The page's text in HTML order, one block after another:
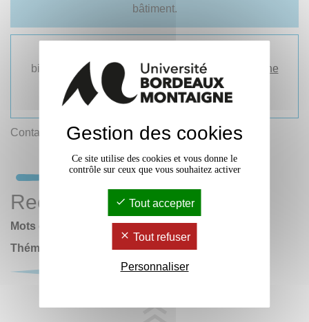
bâtiment.
bibliothèques
Rigoberta MenchúetRobert Étienne
continuent de vous accueillir sur le campus de
Pessac.
Contact : scd@u-bordeaux-montaigne.fr
Rechercher
Mots clés :
Thématiques
OK
Gestion des cookies
Ce site utilise des cookies et vous donne le
contrôle sur ceux que vous souhaitez activer
Tout accepter
Tout refuser
Personnaliser